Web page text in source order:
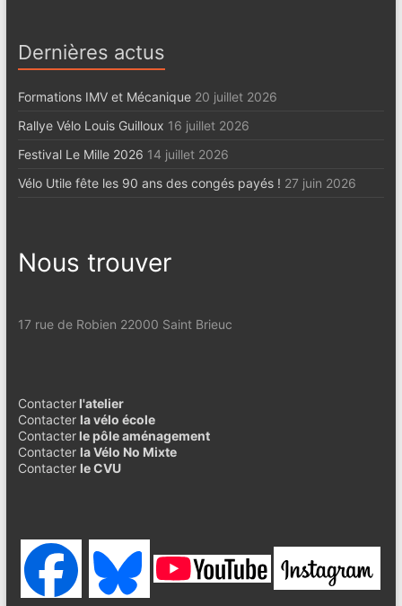
Dernières actus
Formations IMV et Mécanique 20 juillet 2026
Rallye Vélo Louis Guilloux 16 juillet 2026
Festival Le Mille 2026 14 juillet 2026
Vélo Utile fête les 90 ans des congés payés ! 27 juin 2026
Nous trouver
17 rue de Robien 22000 Saint Brieuc
Contacterl'atelier
Contacter la vélo école
Contacterle pôle aménagement
Contacter la Vélo No Mixte
Contacter le CVU